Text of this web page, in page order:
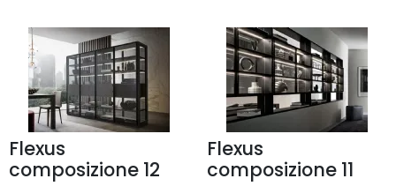
Flexus
composizione 12
Flexus
composizione 11